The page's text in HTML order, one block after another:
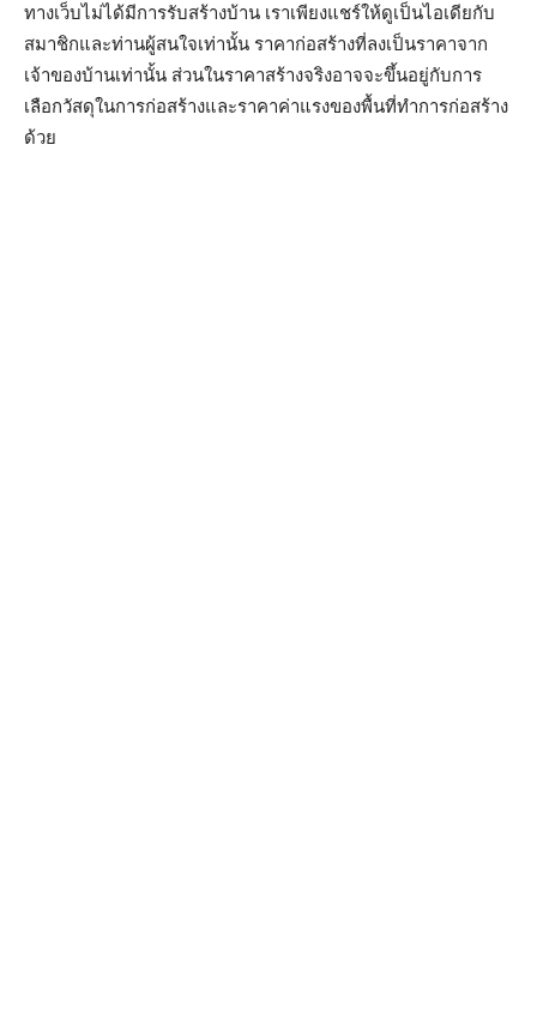
ทางเว็บไม่ได้มีการรับสร้างบ้าน เราเพียงแชร์ให้ดูเป็นไอเดียกับ
สมาชิกและท่านผู้สนใจเท่านั้น ราคาก่อสร้างที่ลงเป็นราคาจาก
เจ้าของบ้านเท่านั้น ส่วนในราคาสร้างจริงอาจจะขึ้นอยู่กับการ
เลือกวัสดุในการก่อสร้างและราคาค่าแรงของพื้นที่ทำการก่อสร้าง
ด้วย